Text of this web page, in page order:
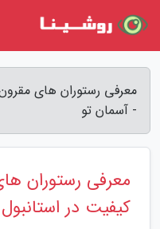
معرفی رستوران های
- آسمان تو
معرفی رستوران
کیفیت در استانبول